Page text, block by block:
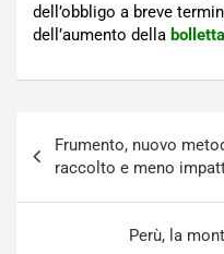
dell’obbligo a breve
dell’aumento della bolletta
articoli
Frumento, nuovo
raccolto e meno
Perù, la